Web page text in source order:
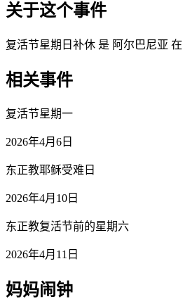
关于这个事件
复活节星期日补休 是 阿尔巴尼亚 在
相关事件
复活节星期一
2026年4月6日
东正教耶稣受难日
2026年4月10日
东正教复活节前的星期六
2026年4月11日
妈妈闹钟